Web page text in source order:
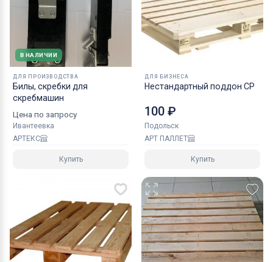
В НАЛИЧИИ
ДЛЯ ПРОИЗВОДСТВА
Билы, скребки для
скребмашин
Цена по запросу
Ивантеевка
АРТЕКС
Купить
ДЛЯ БИЗНЕСА
Нестандартный поддон CP
100 ₽
Подольск
АРТ ПАЛЛЕТ
Купить